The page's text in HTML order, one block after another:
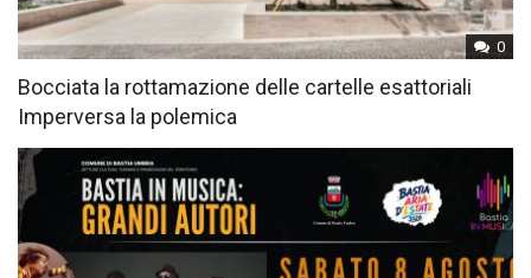
0
Bocciata la rottamazione delle cartelle esattoriali
Imperversa la polemica